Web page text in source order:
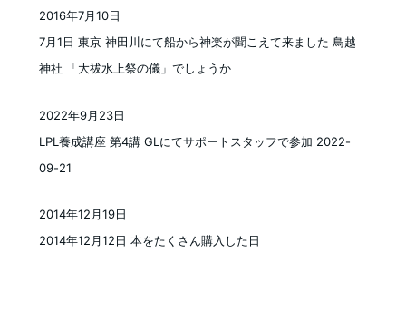
7月1日 東京 神田川にて船から神楽が聞こえて来ました 鳥越
神社 「大祓水上祭の儀」でしょうか
2016年7月10日
LPL養成講座 第4講 GLにてサポートスタッフで参加 2022-
09-21
2022年9月23日
2014年12月12日 本をたくさん購入した日
2014年12月19日